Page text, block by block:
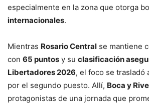
especialmente en la zona que otorga
internacionales.
Mientras Rosario Central se mantiene
con 65 puntos y su clasificación
Libertadores 2026, el foco se trasladó
por el segundo puesto. Allí, Boca y
protagonistas de una jornada que